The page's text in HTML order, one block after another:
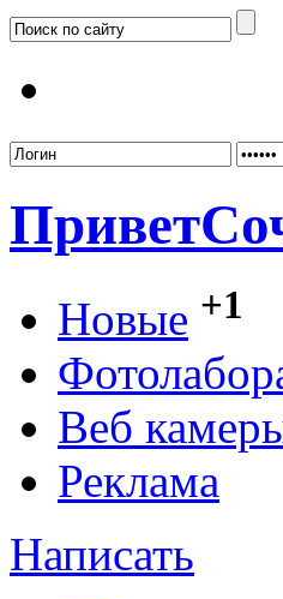
Привет
Новые +1
Веб
Реклама
Написать